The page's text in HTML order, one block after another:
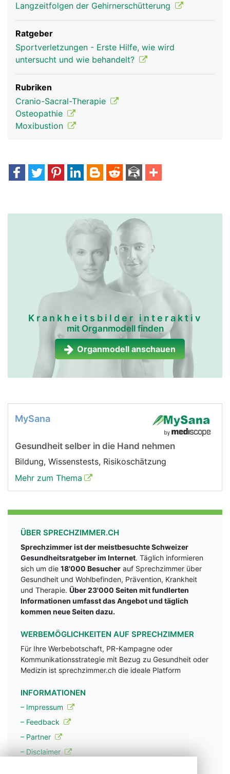
Langzeitfolgen der Gehirnerschütterung
Ratgeber
Sportverletzungen - Erste Hilfe, wie wird
untersucht und wie behandelt?
Rubriken
Cranio-Sacral-Therapie
Osteopathie
Moxibustion
Krankheitsbilder interaktiv
mit Organmodell finden
Organmodell anschauen
MySana
Gesundheit selber in die Hand nehmen
Bildung, Wissenstests, Risikoschätzung
Mehr zum Thema
ÜBER SPRECHZIMMER.CH
Sprechzimmer ist der meistbesuchte Schweizer
Gesundheitsratgeber im Internet. Täglich informieren
sich um die 18'000 Besucher auf Sprechzimmer über
Gesundheit und Wohlbefinden, Prävention, Krankheit
und Therapie. Über 23'000 Seiten mit fundlerten
Informationen umfasst das Angebot und täglich
kommen neue Seiten dazu.
WERBEMÖGLICHKEITEN AUF SPRECHZIMMER
Für Ihre Werbebotschaft, PR-Kampagne oder
Kommunikationsstrategie mit Bezug zu Gesundheit oder
Medizin ist sprechzimmer.ch die ideale Platform
INFORMATIONEN
– Impressum
– Feedback
– Partner
– Disclaimer